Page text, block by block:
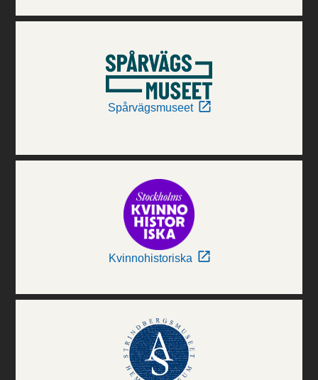
Spårvägsmuseet
Kvinnohistoriska